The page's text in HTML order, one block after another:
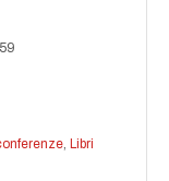
, Libri